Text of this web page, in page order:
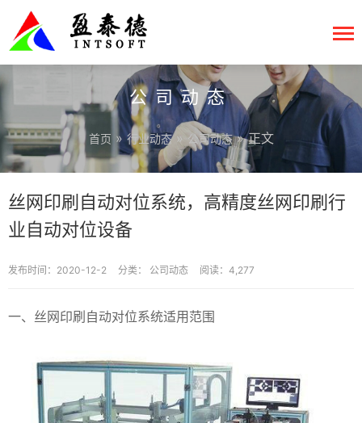
公司动态
首页 »行业动态» 公司动态» 正文
丝网印刷自动对位系统，高精度丝网印刷行
业自动对位设备
发布时间：2020-12-2 分类： 公司动态 阅读：4,277
一、丝网印刷自动对位系统适用范围